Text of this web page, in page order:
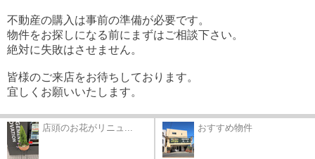
不動産の購入は事前の準備が必要です。
物件をお探しになる前にまずはご相談下さい。
絶対に失敗はさせません。
皆様のご来店をお待ちしております。
宜しくお願いいたします。
店頭のお花がリニュ... おすすめ物件